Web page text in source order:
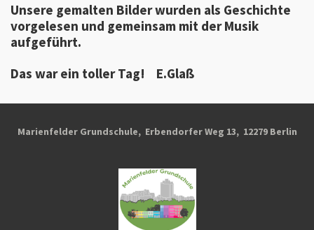
Unsere gemalten Bilder wurden als Geschichte
vorgelesen und gemeinsam mit der Musik
aufgeführt.
Das war ein toller Tag! E.Glaß
Marienfelder Grundschule, Erbendorfer Weg 13, 12279 Berlin